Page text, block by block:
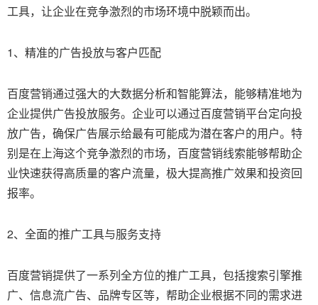
工具，让企业在竞争激烈的市场环境中脱颖而出。
1、精准的广告投放与客户匹配
百度营销通过强大的大数据分析和智能算法，能够精准地为
企业提供广告投放服务。企业可以通过百度营销平台定向投
放广告，确保广告展示给最有可能成为潜在客户的用户。特
别是在上海这个竞争激烈的市场，百度营销线索能够帮助企
业快速获得高质量的客户流量，极大提高推广效果和投资回
报率。
2、全面的推广工具与服务支持
百度营销提供了一系列全方位的推广工具，包括搜索引擎推
广、信息流广告、品牌专区等，帮助企业根据不同的需求进